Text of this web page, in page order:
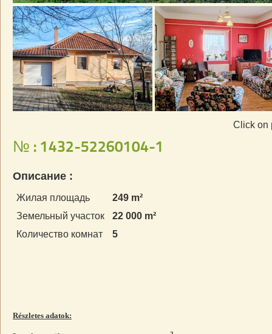
Click on
№ : 1432-52260104-1
Описание :
Жилая площадь
249 m²
Земельный участок
22 000 m²
Количество комнат
5
Részletes adatok: